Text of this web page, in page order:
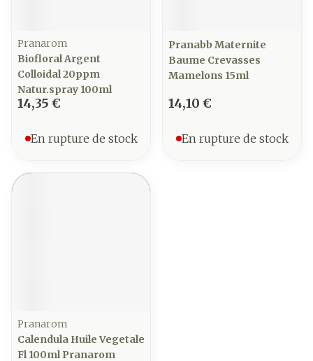
Pranarom
Biofloral Argent
Colloidal 20ppm
Natur.spray 100ml
14,35 €
En rupture de stock
Pranabb Maternite
Baume Crevasses
Mamelons 15ml
14,10 €
En rupture de stock
Pranarom
Calendula Huile Vegetale
Fl 100ml Pranarom